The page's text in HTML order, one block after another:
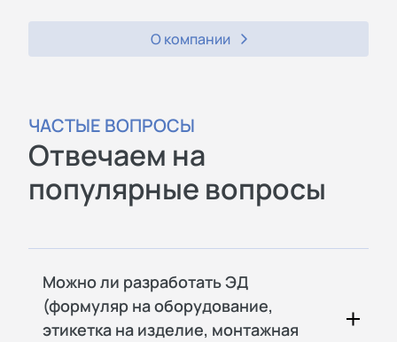
О компании
ЧАСТЫЕ ВОПРОСЫ
Отвечаем на
популярные вопросы
Можно ли разработать ЭД
(формуляр на оборудование,
этикетка на изделие, монтажная